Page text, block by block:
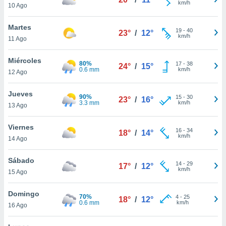
más
nuestra
y
disponible
cookies
aceptar
10 Ago
km/h
Martes
11 Ago
23° / 12° 19- 40
km/h
Miércoles
12 Ago
80%
0.6 mm
24° / 15° 17- 38
km/h
Jueves
13 Ago
90%
3.3 mm
23° / 16° 15- 30
km/h
Viernes
14 Ago
18° / 14° 16- 34
km/h
Sábado
15 Ago
17° / 12° 14- 29
km/h
Domingo
16 Ago
70%
0.6 mm
18° / 12° 4- 25
km/h